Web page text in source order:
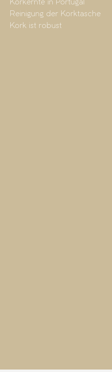
Korkernte in Portugal
Reinigung der Korktasche
Kork ist robust